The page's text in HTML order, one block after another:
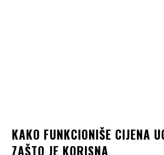
KAKO FUNKCIONIŠE CIJENA
ZAŠTO JE KORISNA